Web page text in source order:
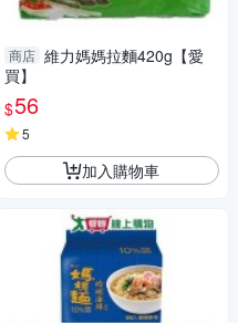
商店 維力媽媽拉麵420g【愛
買】
$56
5
加入購物車